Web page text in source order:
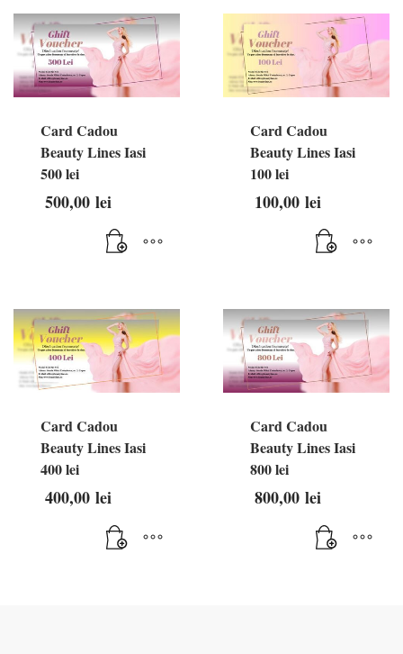
Card Cadou
Beauty Lines Iasi
500 lei
500,00 lei
Card Cadou
Beauty Lines Iasi
100 lei
100,00 lei
Card Cadou
Beauty Lines Iasi
400 lei
400,00 lei
Card Cadou
Beauty Lines Iasi
800 lei
800,00 lei